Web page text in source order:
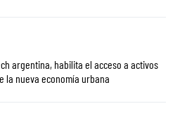
el acceso a activos
la nueva economía urbana